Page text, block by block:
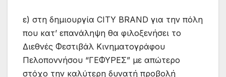
ε) στη δημιουργία CITY BRAND για την πόλη
που κατ’ επανάληψη θα φιλοξενήσει το
Διεθνές Φεστιβάλ Κινηματογράφου
Πελοποννήσου “ΓΕΦΥΡΕΣ” με απώτερο
στόχο την καλύτερη δυνατή προβολή